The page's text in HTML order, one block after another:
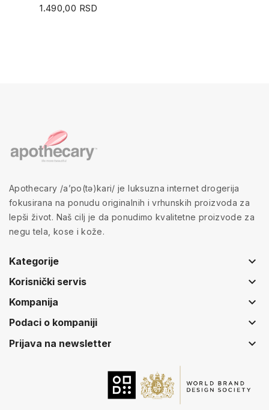
1.490,00 RSD
Apothecary /a’po(tə)kari/ je luksuzna internet drogerija
fokusirana na ponudu originalnih i vrhunskih proizvoda za
lepši život. Naš cilj je da ponudimo kvalitetne proizvode za
negu tela, kose i kože.
Kategorije keyboard_arrow_down
Korisnički servis keyboard_arrow_down
Kompanija keyboard_arrow_down
Podaci o kompaniji keyboard_arrow_down
Prijava na newsletter keyboard_arrow_down